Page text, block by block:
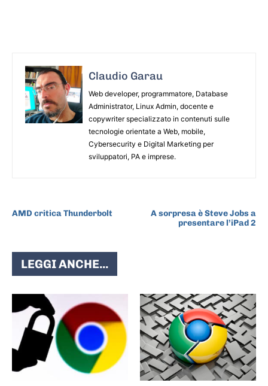
Claudio Garau
Web developer, programmatore, Database
Administrator, Linux Admin, docente e
copywriter specializzato in contenuti sulle
tecnologie orientate a Web, mobile,
Cybersecurity e Digital Marketing per
sviluppatori, PA e imprese.
AMD critica Thunderbolt
A sorpresa è Steve Jobs a
presentare l’iPad 2
LEGGI ANCHE...